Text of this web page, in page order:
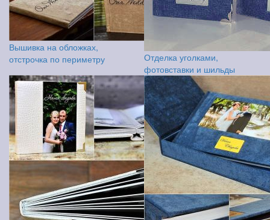
Вышивка на обложках,
отстрочка по периметру
Отделка уголками,
фотовставки и шильды